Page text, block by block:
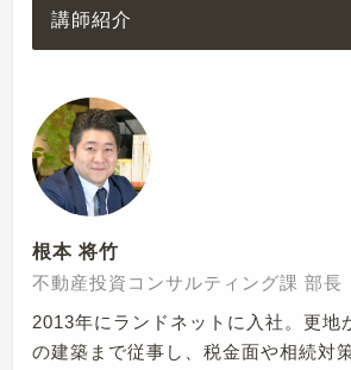
講師紹介
根本 将竹
不動産投資コンサルティング課 部長
2013年にランドネットに入社。更地
の建築まで従事し、税金面や相続対